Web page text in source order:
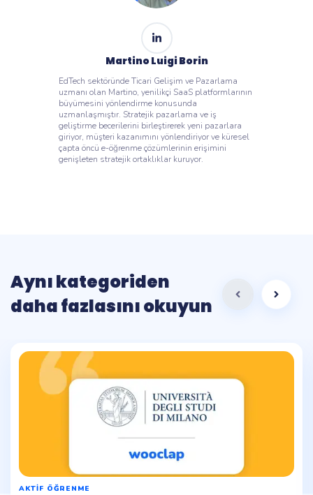
Martino Luigi Borin
EdTech sektöründe Ticari Gelişim ve Pazarlama
uzmanı olan Martino, yenilikçi SaaS platformlarının
büyümesini yönlendirme konusunda
uzmanlaşmıştır. Stratejik pazarlama ve iş
geliştirme becerilerini birleştirerek yeni pazarlara
giriyor, müşteri kazanımını yönlendiriyor ve küresel
çapta öncü e-öğrenme çözümlerinin erişimini
genişleten stratejik ortaklıklar kuruyor.
Aynı kategoriden
daha fazlasını okuyun
AKTIF ÖĞRENME